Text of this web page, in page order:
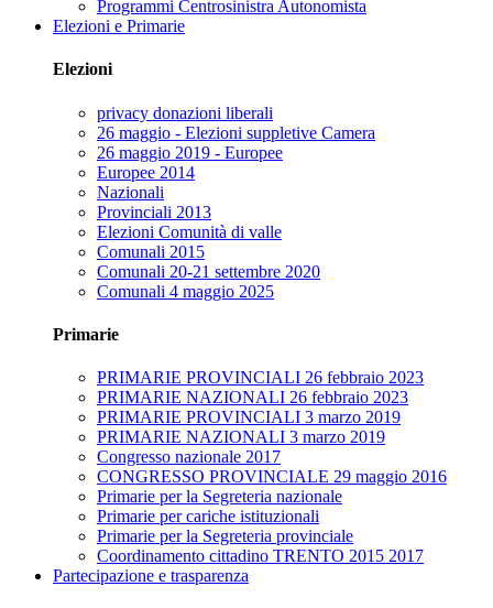
Programmi Centrosinistra Autonomista
Elezioni e Primarie
Elezioni
privacy donazioni liberali
26 maggio - Elezioni suppletive Camera
26 maggio 2019 - Europee
Europee 2014
Nazionali
Provinciali 2013
Elezioni Comunità di valle
Comunali 2015
Comunali 20-21 settembre 2020
Comunali 4 maggio 2025
Primarie
PRIMARIE PROVINCIALI 26 febbraio 2023
PRIMARIE NAZIONALI 26 febbraio 2023
PRIMARIE PROVINCIALI 3 marzo 2019
PRIMARIE NAZIONALI 3 marzo 2019
Congresso nazionale 2017
CONGRESSO PROVINCIALE 29 maggio 2016
Primarie per la Segreteria nazionale
Primarie per cariche istituzionali
Primarie per la Segreteria provinciale
Coordinamento cittadino TRENTO 2015 2017
Partecipazione e trasparenza